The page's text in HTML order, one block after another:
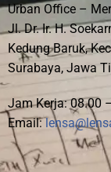
Urban Office –
Jl. Dr. Ir. H.
Kedung Baruk,
Surabaya, Jawa
Jam Kerja: 08.00
Email: